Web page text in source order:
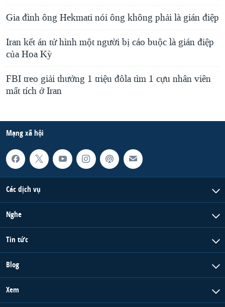
Gia đình ông Hekmati nói ông không phải là gián điệp
Iran kết án tử hình một người bị cáo buộc là gián điệp
của Hoa Kỳ
FBI treo giải thưởng 1 triệu đôla tìm 1 cựu nhân viên
mất tích ở Iran
Mạng xã hội
Các dịch vụ
Nghe
Tin tức
Blog
Xem